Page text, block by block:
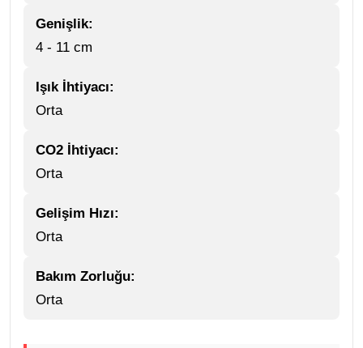
Genişlik:
4 - 11 cm
Işık İhtiyacı:
Orta
CO2 İhtiyacı:
Orta
Gelişim Hızı:
Orta
Bakım Zorluğu:
Orta